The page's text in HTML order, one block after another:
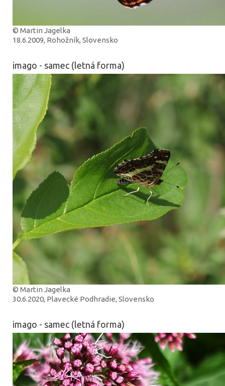
© Martin Jagelka
18.6.2009, Rohožník, Slovensko
imago - samec (letná forma)
© Martin Jagelka
30.6.2020, Plavecké Podhradie, Slovensko
imago - samec (letná forma)